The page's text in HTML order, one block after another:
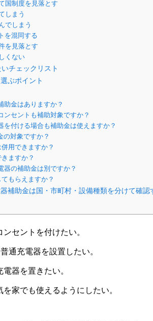
国制度を見落とす
しまう
でしまう
を混同する
を見落とす
くない
チェックリスト
ぶポイント
助金はありますか？
ンセントも補助対象ですか？
を付ける場合も補助金は使えますか？
の対象ですか？
用できますか？
ますか？
器の補助金は別ですか？
もらえますか？
補助金は国・市町村・設備種類を分けて確認
セントを付けたい。
通充電器を設置したい。
器を置きたい。
家でも使えるようにしたい。